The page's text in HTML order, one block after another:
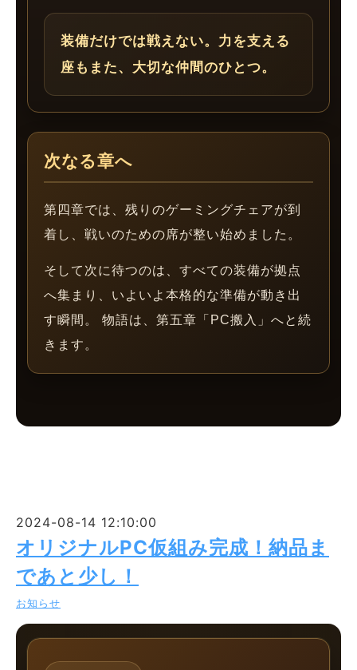
装備だけでは戦えない。力を支える
座もまた、大切な仲間のひとつ。
次なる章へ
第四章では、残りのゲーミングチェアが到
着し、戦いのための席が整い始めました。
そして次に待つのは、すべての装備が拠点
へ集まり、いよいよ本格的な準備が動き出
す瞬間。 物語は、第五章「PC搬入」へと続
きます。
2024-08-14 12:10:00
オリジナルPC仮組み完成！納品ま
であと少し！
お知らせ